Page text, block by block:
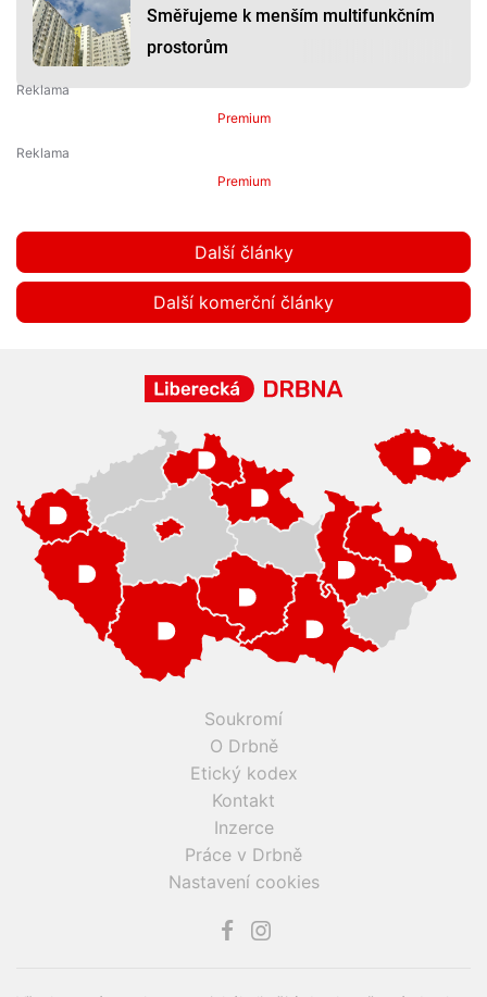
Směřujeme k menším multifunkčním
prostorům
Premium
Premium
Další články
Další komerční články
Soukromí
O Drbně
Etický kodex
Kontakt
Inzerce
Práce v Drbně
Nastavení cookies